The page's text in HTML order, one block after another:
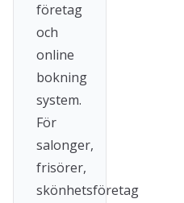
företag
och
online
bokning
system.
För
salonger,
frisörer,
skönhetsföretag